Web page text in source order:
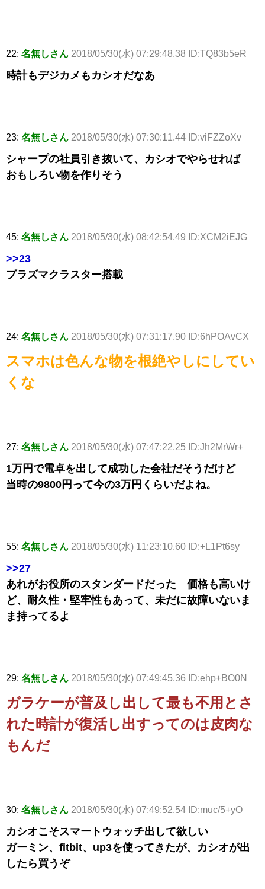
22: 名無しさん 2018/05/30(水) 07:29:48.38 ID:TQ83b5eR
時計もデジカメもカシオだなあ
23: 名無しさん 2018/05/30(水) 07:30:11.44 ID:viFZZoXv
シャープの社員引き抜いて、カシオでやらせれば
おもしろい物を作りそう
45: 名無しさん 2018/05/30(水) 08:42:54.49 ID:XCM2iEJG
>>23
プラズマクラスター搭載
24: 名無しさん 2018/05/30(水) 07:31:17.90 ID:6hPOAvCX
スマホは色んな物を根絶やしにしてい
くな
27: 名無しさん 2018/05/30(水) 07:47:22.25 ID:Jh2MrWr+
1万円で電卓を出して成功した会社だそうだけど
当時の9800円って今の3万円くらいだよね。
55: 名無しさん 2018/05/30(水) 11:23:10.60 ID:+L1Pt6sy
>>27
あれがお役所のスタンダードだった 価格も高いけ
ど、耐久性・堅牢性もあって、未だに故障いないま
ま持ってるよ
29: 名無しさん 2018/05/30(水) 07:49:45.36 ID:ehp+BO0N
ガラケーが普及し出して最も不用とさ
れた時計が復活し出すってのは皮肉な
もんだ
30: 名無しさん 2018/05/30(水) 07:49:52.54 ID:muc/5+yO
カシオこそスマートウォッチ出して欲しい
ガーミン、fitbit、up3を使ってきたが、カシオが出
したら買うぞ